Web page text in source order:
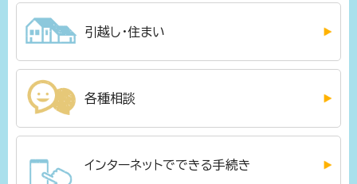
引越し・住まい
各種相談
インターネットでできる手続き